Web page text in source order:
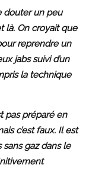
douter un peu
là. On croyait que
reprendre un
jabs suivi d’un
la technique
pas préparé en
c’est faux. Il est
gaz dans le